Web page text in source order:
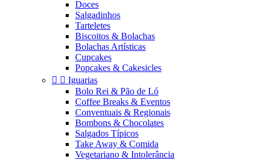
Doces
Salgadinhos
Tarteletes
Biscoitos & Bolachas
Bolachas Artísticas
Cupcakes
Popcakes & Cakesicles
  Iguarias
Bolo Rei & Pão de Ló
Coffee Breaks & Eventos
Conventuais & Regionais
Bombons & Chocolates
Salgados Típicos
Take Away & Comida
Vegetariano & Intolerância